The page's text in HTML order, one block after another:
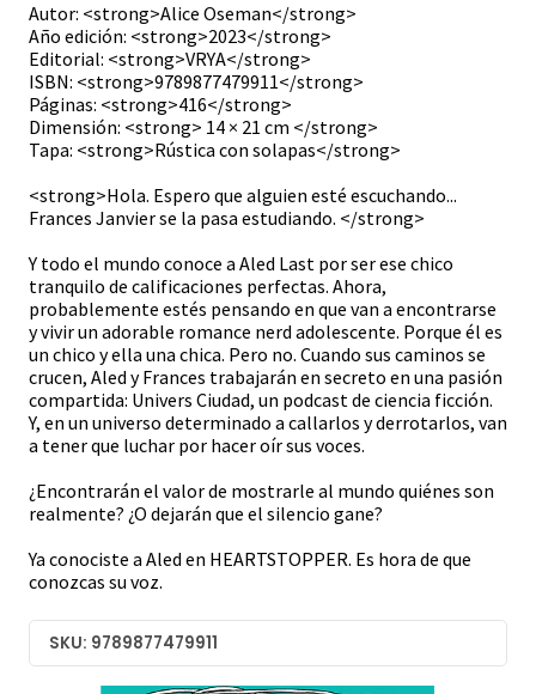
Autor: <strong>Alice Oseman</strong>
Año edición: <strong>2023</strong>
Editorial: <strong>VRYA</strong>
ISBN: <strong>9789877479911</strong>
Páginas: <strong>416</strong>
Dimensión: <strong> 14 × 21 cm </strong>
Tapa: <strong>Rústica con solapas</strong>
<strong>Hola. Espero que alguien esté escuchando...
Frances Janvier se la pasa estudiando. </strong>
Y todo el mundo conoce a Aled Last por ser ese chico
tranquilo de calificaciones perfectas. Ahora,
probablemente estés pensando en que van a encontrarse
y vivir un adorable romance nerd adolescente. Porque él es
un chico y ella una chica. Pero no. Cuando sus caminos se
crucen, Aled y Frances trabajarán en secreto en una pasión
compartida: Univers Ciudad, un podcast de ciencia ficción.
Y, en un universo determinado a callarlos y derrotarlos, van
a tener que luchar por hacer oír sus voces.
¿Encontrarán el valor de mostrarle al mundo quiénes son
realmente? ¿O dejarán que el silencio gane?
Ya conociste a Aled en HEARTSTOPPER. Es hora de que
conozcas su voz.
SKU: 9789877479911